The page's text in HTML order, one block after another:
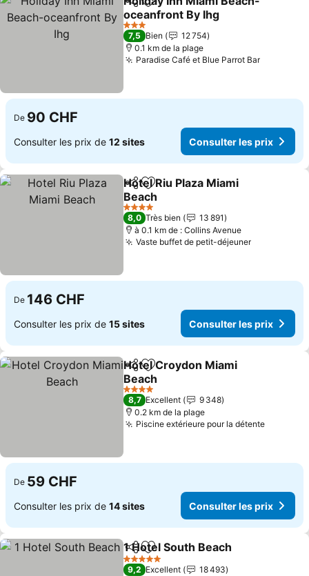
PartagerAjouter à mes favoris
oceanfront By Ihg
3 Étoiles
7,5 Bien
12 754
0.1 km de la plage
Paradise Café et Blue Parrot Bar
De 90 CHF
Consulter les prix de 12 sites Consulter les prix
PartagerAjouter à mes favoris
Hotel Riu Plaza Miami
Beach
4 Étoiles
8,0 Très bien
13 891
à 0.1 km de : Collins Avenue
Vaste buffet de petit-déjeuner
De 146 CHF
Consulter les prix de 15 sites Consulter les prix
PartagerAjouter à mes favoris
Hotel Croydon Miami
Beach
4 Étoiles
8,7 Excellent
9 348
0.2 km de la plage
Piscine extérieure pour la détente
De 59 CHF
Consulter les prix de 14 sites Consulter les prix
PartagerAjouter à mes favoris
1 Hotel South Beach
5 Étoiles
9,2 Excellent
18 493